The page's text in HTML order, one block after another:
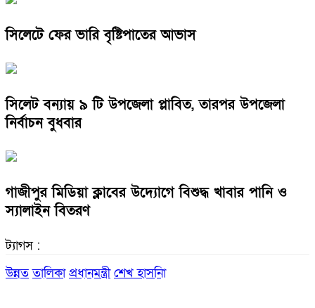
সিলেটে ফের ভারি বৃষ্টিপাতের আভাস
সিলেট বন্যায় ৯ টি উপজেলা প্লাবিত, তারপর উপজেলা
নির্বাচন বুধবার
গাজীপুর মিডিয়া ক্লাবের উদ্যোগে বিশুদ্ধ খাবার পানি ও
স্যালাইন বিতরণ
ট্যাগস :
উন্নত তালিকা প্রধানমন্ত্রী শেখ হাসনিা